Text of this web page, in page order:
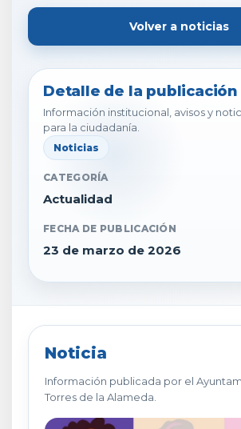
Volver a noticias
Detalle de la publicación
Información institucional, avisos y
para la ciudadanía.
Noticias
CATEGORÍA
Actualidad
FECHA DE PUBLICACIÓN
23 de marzo de 2026
Noticia
Información publicada por el
Torres de la Alameda.